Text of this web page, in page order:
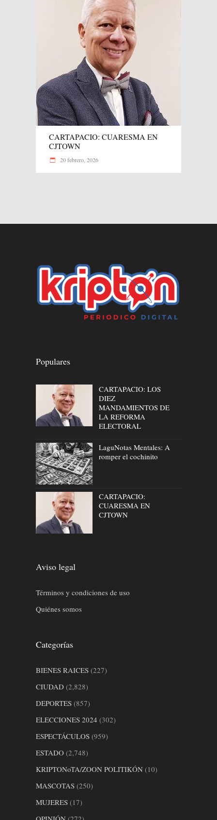
CARTAPACIO: CUARESMA EN
CJTOWN
20 febrero, 2026
Populares
CARTAPACIO: LOS
DIEZ
MANDAMIENTOS DE
LA REFORMA
ELECTORAL
LaguNotas Mentales: A
romper el cochinito
CARTAPACIO:
CUARESMA EN
CJTOWN
Aviso legal
Términos y condiciones de uso
Quiénes somos
Categorías
BIENES RAICES (227)
CIUDAD (2,828)
DEPORTES (857)
ELECCIONES 2024 (302)
ESPECTÁCULOS (959)
ESTADO (2,748)
KRIPTONoTA/ZOON POLITIKÓN (10)
MASCOTAS (250)
MUJERES (17)